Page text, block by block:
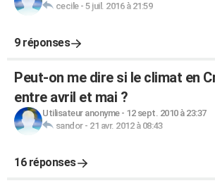
cecile- 5 juil. 2016 à 21:59
9 réponses
Peut-on me dire si le climat en
entre avril et mai ?
Utilisateur anonyme- 12 sept. 2010 à 23:37
sandor- 21 avr. 2012 à 08:43
16 réponses